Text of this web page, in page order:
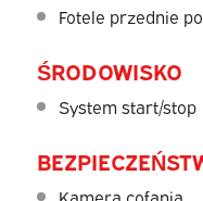
Fotele przednie
ŚRODOWISKO
System start/stop